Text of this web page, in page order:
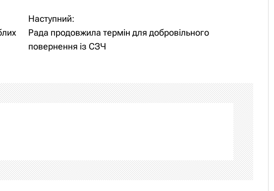
Наступний:
Рада продовжила термін для добровільного
повернення із СЗЧ